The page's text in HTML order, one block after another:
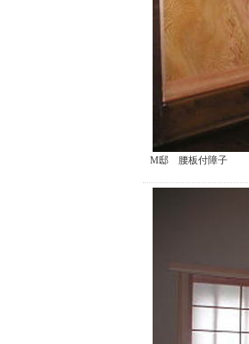
M邸 腰板付障子